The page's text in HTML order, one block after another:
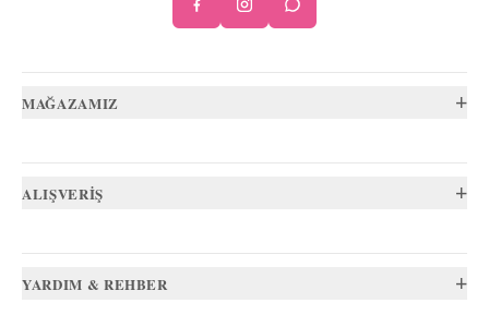
MAĞAZAMIZ +
ALIŞVERİŞ +
YARDIM & REHBER +